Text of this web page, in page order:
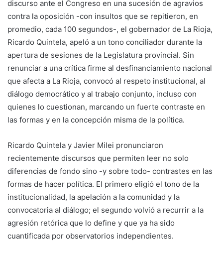
discurso ante el Congreso en una sucesión de agravios
contra la oposición -con insultos que se repitieron, en
promedio, cada 100 segundos-, el gobernador de La Rioja,
Ricardo Quintela, apeló a un tono conciliador durante la
apertura de sesiones de la Legislatura provincial. Sin
renunciar a una crítica firme al desfinanciamiento nacional
que afecta a La Rioja, convocó al respeto institucional, al
diálogo democrático y al trabajo conjunto, incluso con
quienes lo cuestionan, marcando un fuerte contraste en
las formas y en la concepción misma de la política.
Ricardo Quintela y Javier Milei pronunciaron
recientemente discursos que permiten leer no solo
diferencias de fondo sino -y sobre todo- contrastes en las
formas de hacer política. El primero eligió el tono de la
institucionalidad, la apelación a la comunidad y la
convocatoria al diálogo; el segundo volvió a recurrir a la
agresión retórica que lo define y que ya ha sido
cuantificada por observatorios independientes.